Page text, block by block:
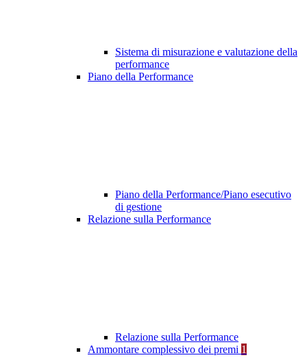
Sistema di misurazione e valutazione della
performance
Piano della Performance
Piano della Performance/Piano esecutivo
di gestione
Relazione sulla Performance
Relazione sulla Performance
Ammontare complessivo dei premi 1